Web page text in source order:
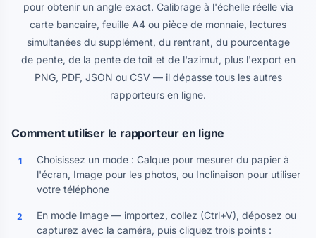
pour obtenir un angle exact. Calibrage à l'échelle réelle via
carte bancaire, feuille A4 ou pièce de monnaie, lectures
simultanées du supplément, du rentrant, du pourcentage
de pente, de la pente de toit et de l'azimut, plus l'export en
PNG, PDF, JSON ou CSV — il dépasse tous les autres
rapporteurs en ligne.
Comment utiliser le rapporteur en ligne
1
Choisissez un mode : Calque pour mesurer du papier à
l'écran, Image pour les photos, ou Inclinaison pour utiliser
votre téléphone
2
En mode Image — importez, collez (Ctrl+V), déposez ou
capturez avec la caméra, puis cliquez trois points :